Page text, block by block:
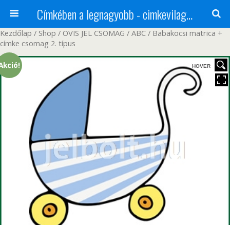
Címkében a legnagyobb - cimkevilag.hu
Kezdőlap / Shop / OVIS JEL CSOMAG / ABC / Babakocsi matrica +
címke csomag 2. típus
HOVER